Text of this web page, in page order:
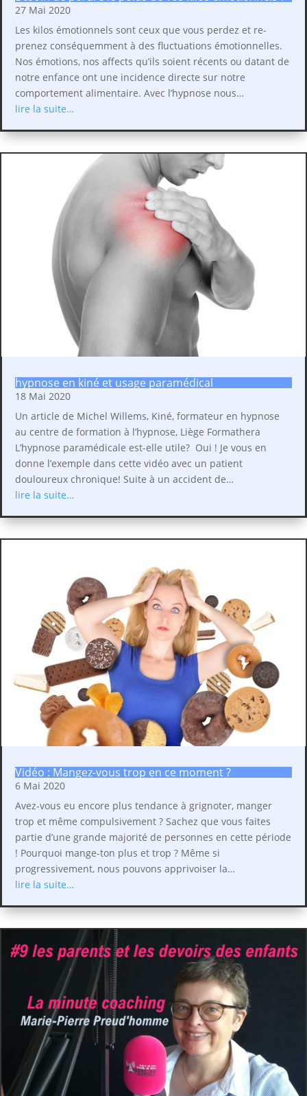
27 Mai 2020
Les kilos émotionnels sont ceux que vous perdez et re-
prenez conséquemment à des fluctuations émotionnelles.
Nos émotions, nos affects qu’ils soient récents ou datant de
notre enfance ont une incidence directe sur notre
comportement alimentaire. Avec l’hypnose nous…
lire la suite…
hypnose en kiné et usage paramédical
18 Mai 2020
Un article de Michel Willems, Kiné, formateur en hypnose
au centre de formation à l’hypnose, Liège Formathera
L’hypnose paramédicale est-elle utile? Oui ! Je vous en
donne l’exemple dans cette vidéo avec un patient
douloureux chronique! Suite à un accident de…
lire la suite…
Vidéo : Mangez-vous trop en ce moment ?
6 Mai 2020
Avez-vous eu encore plus tendance à grignoter, manger
trop et même compulsivement ? Sachez que vous faites
partie d’une grande majorité de personnes en cette période
! Pourquoi mange-ton plus et trop ? Même si
progressivement, nous pouvons apprivoiser la…
lire la suite…